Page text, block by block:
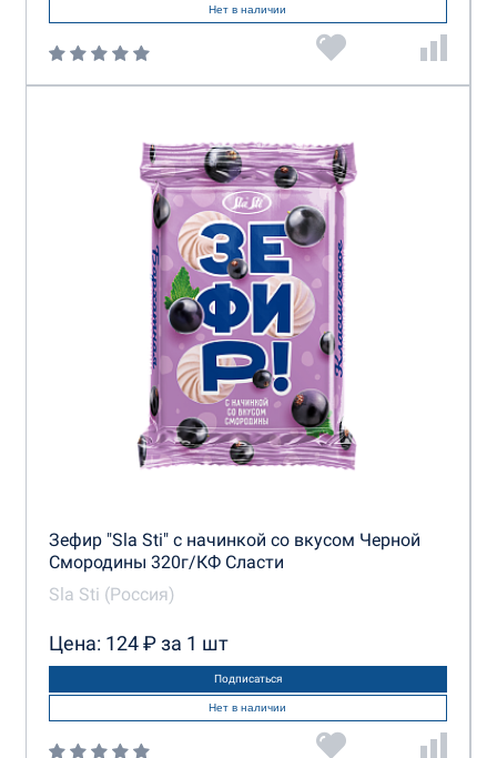
Нет в наличии
Зефир "Sla Sti" с начинкой со вкусом Черной
Смородины 320г/КФ Сласти
Sla Sti (Россия)
Цена: 124 ₽ за 1 шт
Подписаться
Нет в наличии